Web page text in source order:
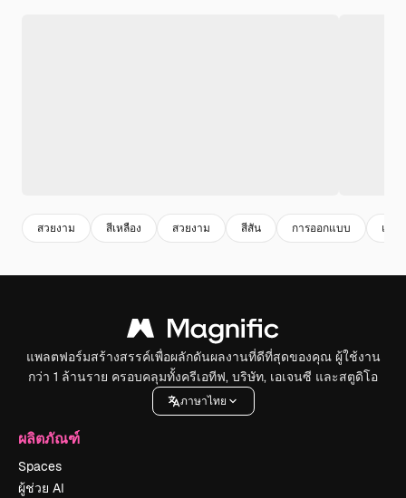
สวยงาม สีเหลือง สวยงาม สีสัน การออกแบบ แนว
แพลตฟอร์มสร้างสรรค์เพื่อผลักดันผลงานที่ดีที่สุดของคุณ ผู้ใช้งาน
กว่า 1 ล้านราย ครอบคลุมทั้งครีเอทีฟ, บริษัท, เอเจนซี และสตูดิโอ
ภาษาไทย
ผลิตภัณฑ์
Spaces
ผู้ช่วย AI